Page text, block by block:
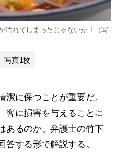
汚れてしまったじゃないか！（写
写真1枚
に保つことが重要だ。
客に損害を与えることに
あるのか。弁護士の竹下
答する形で解説する。